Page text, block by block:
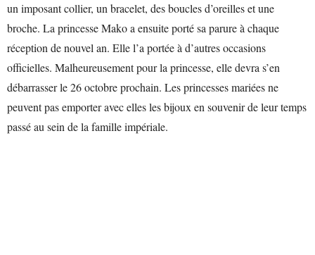
un imposant collier, un bracelet, des boucles d’oreilles et une
broche. La princesse Mako a ensuite porté sa parure à chaque
réception de nouvel an. Elle l’a portée à d’autres occasions
officielles. Malheureusement pour la princesse, elle devra s’en
débarrasser le 26 octobre prochain. Les princesses mariées ne
peuvent pas emporter avec elles les bijoux en souvenir de leur temps
passé au sein de la famille impériale.